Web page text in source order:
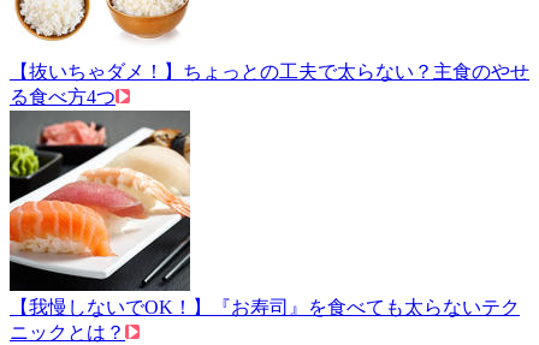
【抜いちゃダメ！】ちょっとの工夫で太らない？主食のやせ
る食べ方4つ
【我慢しないでOK！】『お寿司』を食べても太らないテク
ニックとは？